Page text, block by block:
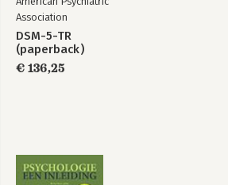
Bekijk alle boeken
Association
DSM-5-TR
(paperback)
€ 136,25